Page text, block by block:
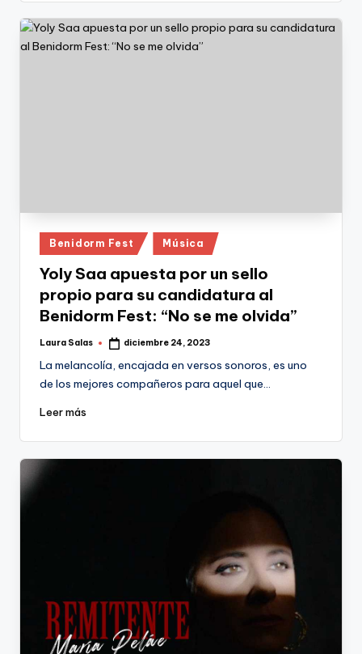
Publicado
en
Benidorm Fest Música
Yoly Saa apuesta por un sello
propio para su candidatura al
Benidorm Fest: “No se me olvida”
Publicado
Laura Salas diciembre 24, 2023
La melancolía, encajada en versos sonoros, es uno
de los mejores compañeros para aquel que…
Leer más